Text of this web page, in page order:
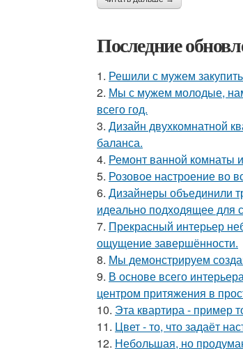
Последние
1. Решили с мужем
2. Мы с мужем молодые, нам
всего год.
3. Дизайн двухкомнатной
баланса.
4. Ремонт ванной комнаты
5. Розовое настроение во
6. Дизайнеры объединили
идеально подходящее для
7. Прекрасный интерьер
ощущение завершённости.
8. Мы демонстрируем
9. В основе всего
центром притяжения в
10. Эта квартира - пример
11. Цвет - то, что задаёт
12. Небольшая, но